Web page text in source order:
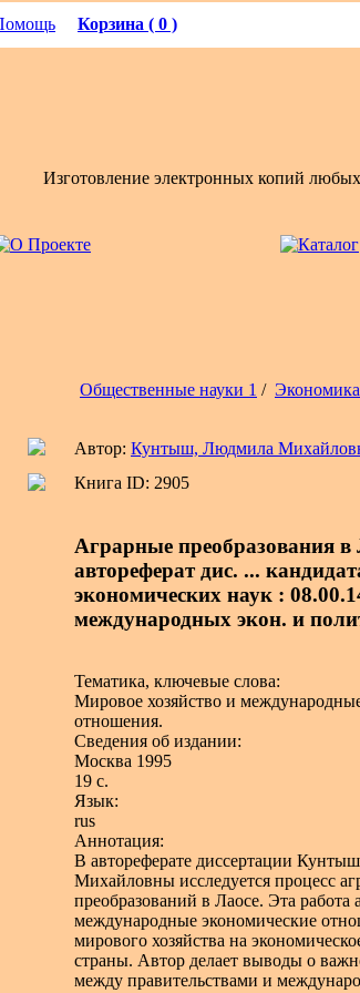
Корзина ( 0 )
Изготовление электронных копий
Общественные науки 1 /
Автор: Кунтыш, Людмила
Книга ID: 2905
Аграрные преобразования в
автореферат дис. ...
экономических наук :
международных экон. и
Тематика, ключевые слова:
Мировое хозяйство и
отношения.
Сведения об издании:
Москва 1995
19 с.
Язык:
rus
Аннотация:
В автореферате диссертации
Михайловны исследуется процесс
преобразований в Лаосе. Эта работа
международные экономические
мирового хозяйства на
страны. Автор делает выводы о
между правительствами и